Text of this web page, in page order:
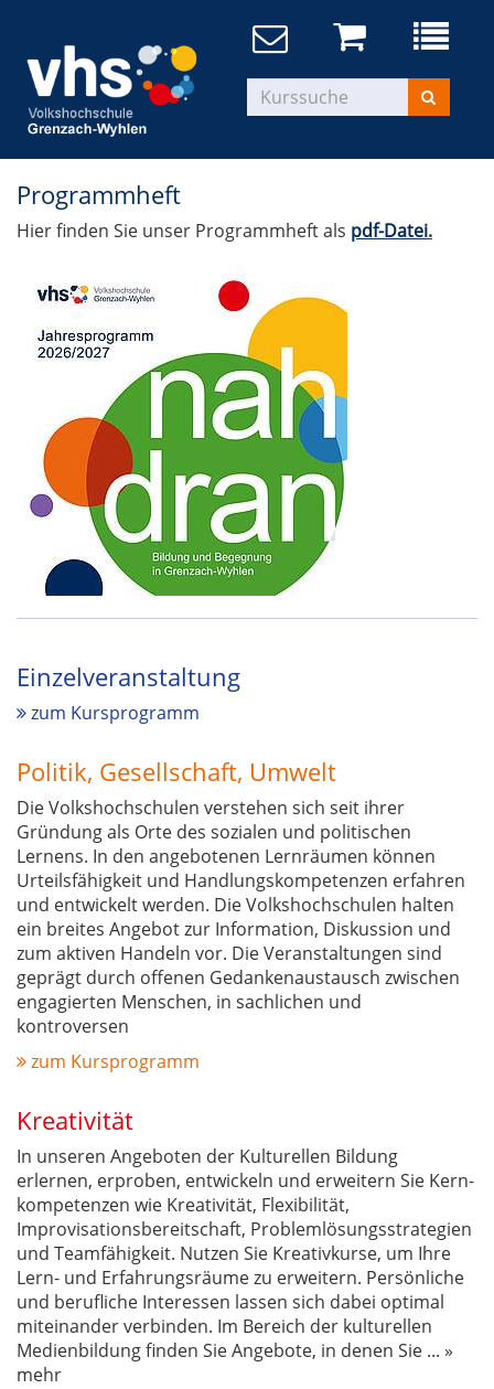
Programmheft
Hier finden Sie unser Programmheft als pdf-Datei.
Einzelveranstaltung
zum Kursprogramm
Politik, Gesellschaft, Umwelt
Die Volkshochschulen verstehen sich seit ihrer
Gründung als Orte des sozialen und politischen
Lernens. In den angebotenen Lernräumen können
Urteilsfähigkeit und Handlungskompetenzen erfahren
und entwickelt werden. Die Volkshochschulen halten
ein breites Angebot zur Information, Diskussion und
zum aktiven Handeln vor. Die Veranstaltungen sind
geprägt durch offenen Gedankenaustausch zwischen
engagierten Menschen, in sachlichen und
kontroversen
zum Kursprogramm
Kreativität
In unseren Angeboten der Kulturellen Bildung
erlernen, erproben, entwickeln und erweitern Sie Kern-
kompetenzen wie Kreativität, Flexibilität,
Improvisationsbereitschaft, Problemlösungsstrategien
und Teamfähigkeit. Nutzen Sie Kreativkurse, um Ihre
Lern- und Erfahrungsräume zu erweitern. Persönliche
und berufliche Interessen lassen sich dabei optimal
miteinander verbinden. Im Bereich der kulturellen
Medienbildung finden Sie Angebote, in denen Sie ... »
mehr